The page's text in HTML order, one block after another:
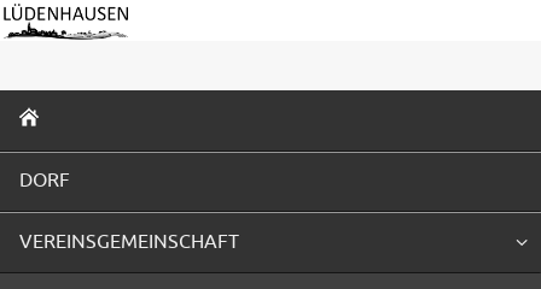
Zum
Inhalt
INHALT
SPRINGEN
DORF
VEREINSGEMEINSCHAFT